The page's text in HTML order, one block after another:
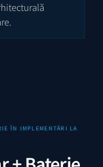
ÎN IMPLEMENTĂRI LA